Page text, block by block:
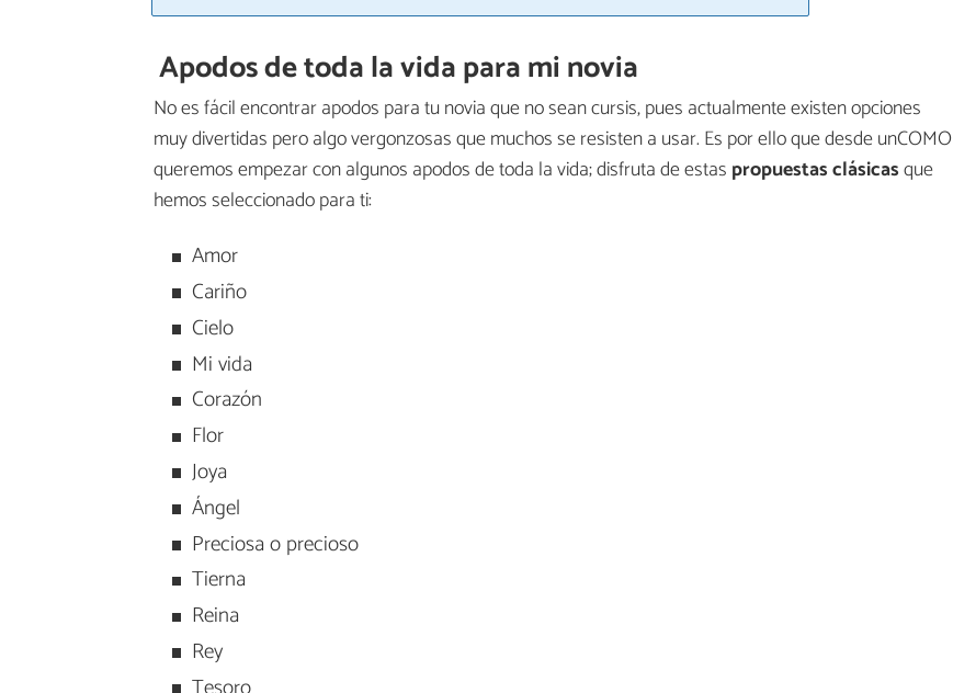
Apodos de toda la vida para mi novia
No es fácil encontrar apodos para tu novia que no sean cursis, pues actualmente existen opciones
muy divertidas pero algo vergonzosas que muchos se resisten a usar. Es por ello que desde unCOMO
queremos empezar con algunos apodos de toda la vida; disfruta de estas propuestas clásicasque
hemos seleccionado para ti:
Amor
Cariño
Cielo
Mi vida
Corazón
Flor
Joya
Ángel
Preciosa o precioso
Tierna
Reina
Rey